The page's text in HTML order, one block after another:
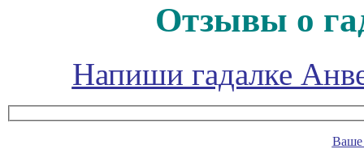
Отзывы о
Напиши гадалке
Ваше